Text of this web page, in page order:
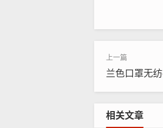
兰色口罩无
相关文章